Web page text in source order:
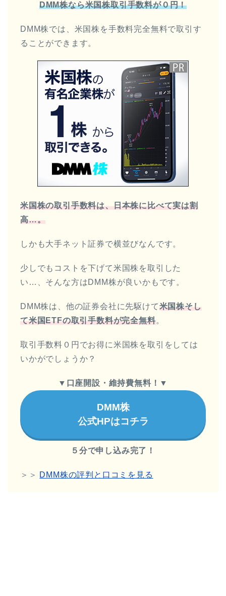
DMM株なら米国株取引手数料が０円！
DMM株では、米国株を手数料完全無料で取引す
ることができます。
米国株の取引手数料は、日本株に比べて実は割
高…。
しかも大手ネット証券で横並びなんです。
少しでもコストを下げて米国株を取引した
い…、そんな方はDMM株が良いかもです。
DMM株は、他の証券会社に先駆けて米国株そし
て米国ETFの取引手数料が完全無料。
取引手数料０円でお得に米国株を取引をしては
いかがでしょうか？
▼ 口座開設・維持費無料！ ▼
DMM株
公式HPはコチラ
５分で申し込み完了！
＞＞ DMM株の評判と口コミを見る